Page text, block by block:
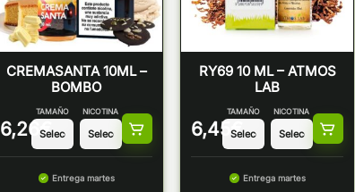
CREMASANTA 10ML –
BOMBO
6,26€
TAMAÑO NICOTINA
Entrega martes
RY69 10 ML – ATMOS
LAB
6,45€
TAMAÑO NICOTINA
Entrega martes